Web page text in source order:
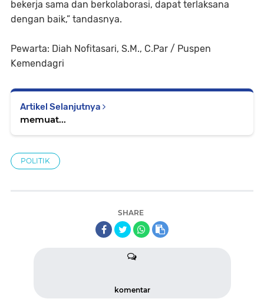
bekerja sama dan berkolaborasi, dapat terlaksana
dengan baik,” tandasnya.
Pewarta: Diah Nofitasari, S.M., C.Par / Puspen
Kemendagri
Artikel Selanjutnya
memuat...
POLITIK
SHARE
komentar